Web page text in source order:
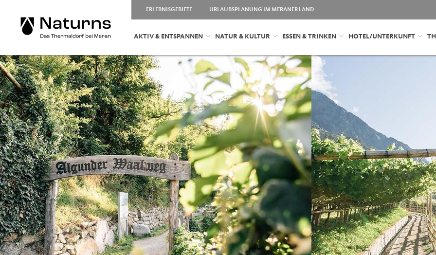
ERLEBNISGEBIETE URLAUBSPLANUNG IM MERANER LAND
AKTIV & ENTSPANNEN NATUR & KULTUR ESSEN & TRINKEN HOTEL/UNTERKUNFT